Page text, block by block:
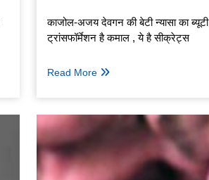
काजोल-अजय देवगन की बेटी न्यासा का ब्यूटी
ट्रांसफॉर्मेशन है कमाल , ये है सीक्रेट्स
Read More